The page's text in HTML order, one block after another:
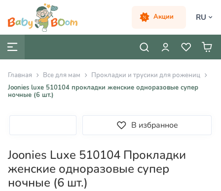
Акции RU
Главная Все для мам
Прокладки и трусики для рожениц
Joonies luxe 510104 прокладки женские одноразовые супер
ночные (6 шт.)
В избранное
Joonies Luxe 510104 Прокладки
женские одноразовые супер
ночные (6 шт.)